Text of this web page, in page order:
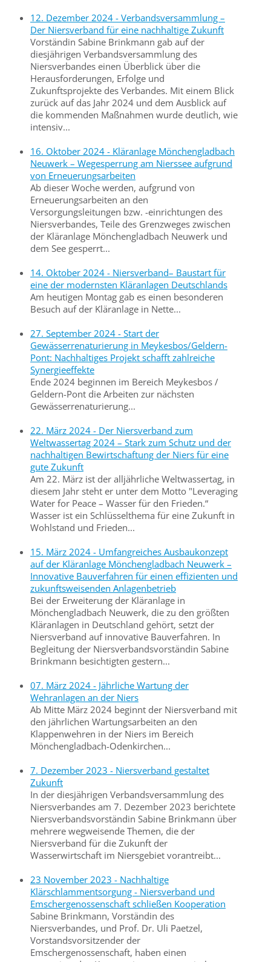
12. Dezember 2024 - Verbandsversammlung –
Der Niersverband für eine nachhaltige Zukunft
Vorständin Sabine Brinkmann gab auf der
diesjährigen Verbandsversammlung des
Niersverbandes einen Überblick über die
Herausforderungen, Erfolge und
Zukunftsprojekte des Verbandes. Mit einem Blick
zurück auf das Jahr 2024 und dem Ausblick auf
die kommenden Maßnahmen wurde deutlich, wie
intensiv...
16. Oktober 2024 - Kläranlage Mönchengladbach
Neuwerk – Wegesperrung am Nierssee aufgrund
von Erneuerungsarbeiten
Ab dieser Woche werden, aufgrund von
Erneuerungsarbeiten an den
Versorgungsleitungen bzw. -einrichtungen des
Niersverbandes, Teile des Grenzweges zwischen
der Kläranlage Mönchengladbach Neuwerk und
dem See gesperrt...
14. Oktober 2024 - Niersverband– Baustart für
eine der modernsten Kläranlagen Deutschlands
Am heutigen Montag gab es einen besonderen
Besuch auf der Kläranlage in Nette...
27. September 2024 - Start der
Gewässerrenaturierung in Meykesbos/Geldern-
Pont: Nachhaltiges Projekt schafft zahlreiche
Synergieeffekte
Ende 2024 beginnen im Bereich Meykesbos /
Geldern-Pont die Arbeiten zur nächsten
Gewässerrenaturierung...
22. März 2024 - Der Niersverband zum
Weltwassertag 2024 – Stark zum Schutz und der
nachhaltigen Bewirtschaftung der Niers für eine
gute Zukunft
Am 22. März ist der alljährliche Weltwassertag, in
diesem Jahr steht er unter dem Motto "Leveraging
Water for Peace – Wasser für den Frieden.“
Wasser ist ein Schlüsselthema für eine Zukunft in
Wohlstand und Frieden...
15. März 2024 - Umfangreiches Ausbaukonzept
auf der Kläranlage Mönchengladbach Neuwerk –
Innovative Bauverfahren für einen effizienten und
zukunftsweisenden Anlagenbetrieb
Bei der Erweiterung der Kläranlage in
Mönchengladbach Neuwerk, die zu den größten
Kläranlagen in Deutschland gehört, setzt der
Niersverband auf innovative Bauverfahren. In
Begleitung der Niersverbandsvorständin Sabine
Brinkmann besichtigten gestern...
07. März 2024 - Jährliche Wartung der
Wehranlagen an der Niers
Ab Mitte März 2024 beginnt der Niersverband mit
den jährlichen Wartungsarbeiten an den
Klappenwehren in der Niers im Bereich
Mönchengladbach-Odenkirchen...
7. Dezember 2023 - Niersverband gestaltet
Zukunft
In der diesjährigen Verbandsversammlung des
Niersverbandes am 7. Dezember 2023 berichtete
Niersverbandsvorständin Sabine Brinkmann über
mehrere wegweisende Themen, die der
Niersverband für die Zukunft der
Wasserwirtschaft im Niersgebiet vorantreibt...
23 November 2023 - Nachhaltige
Klärschlammentsorgung - Niersverband und
Emschergenossenschaft schließen Kooperation
Sabine Brinkmann, Vorständin des
Niersverbandes, und Prof. Dr. Uli Paetzel,
Vorstandsvorsitzender der
Emschergenossenschaft, haben einen